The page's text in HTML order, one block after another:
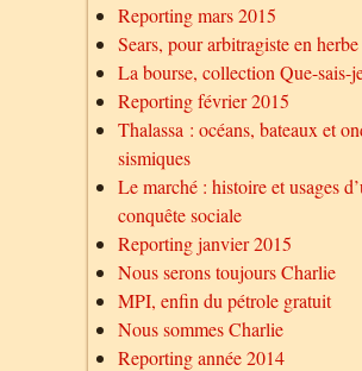
Reporting mars 2015
Sears, pour arbitragiste en herbe
La bourse, collection Que-sais-
Reporting février 2015
Thalassa : océans, bateaux et
sismiques
Le marché : histoire et usages
conquête sociale
Reporting janvier 2015
Nous serons toujours Charlie
MPI, enfin du pétrole gratuit
Nous sommes Charlie
Reporting année 2014